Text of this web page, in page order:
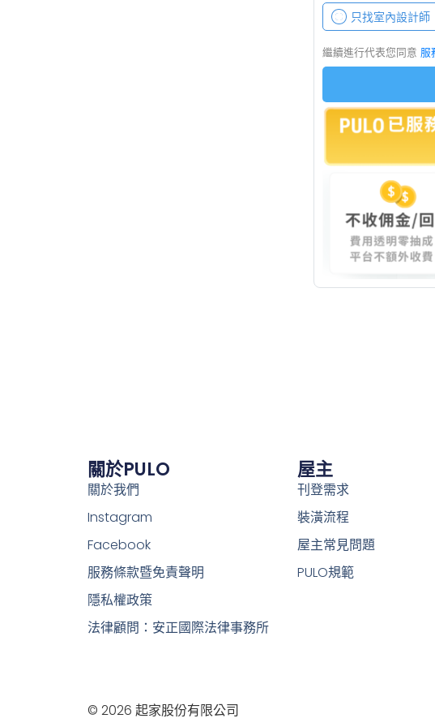
關於PULO
關於我們
Instagram
Facebook
服務條款暨免責聲明
隱私權政策
法律顧問：安正國際法律事務所
屋主
刊登需求
裝潢流程
屋主常見問題
PULO規範
© 2026 起家股份有限公司